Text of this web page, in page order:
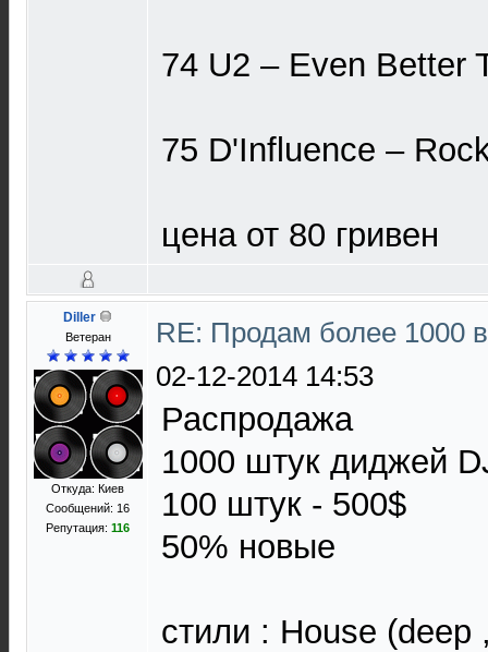
74 U2 ‎– Even Better
75 D'Influence ‎–
цена от 80 гривен
Diller
Ветеран
Откуда: Киев
Сообщений: 16
Репутация: 116
RE: Продам более 1000
02-12-2014 14:53
Распродажа
1000 штук диджей
100 штук - 500$
50% новые
стили : House